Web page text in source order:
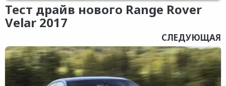
Тест драйв нового Range Rover
Velar 2017
СЛЕДУЮЩАЯ